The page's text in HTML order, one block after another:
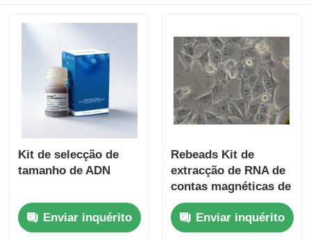
Kit de selecção de
tamanho de ADN
Enviar inquérito
Rebeads Kit de
extracção de RNA de
contas magnéticas de
sangue
Enviar inquérito